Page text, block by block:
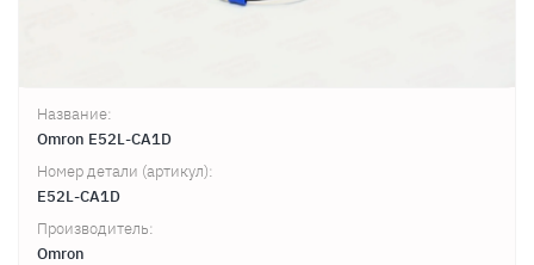
Название:
Omron E52L-CA1D
Номер детали (артикул):
E52L-CA1D
Производитель:
Omron